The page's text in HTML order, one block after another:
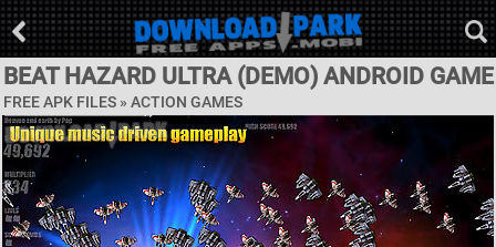
BEAT HAZARD ULTRA (DEMO) ANDROID GAME
FREE APK FILES » ACTION GAMES